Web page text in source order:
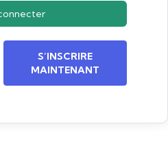
S’INSCRIRE
MAINTENANT